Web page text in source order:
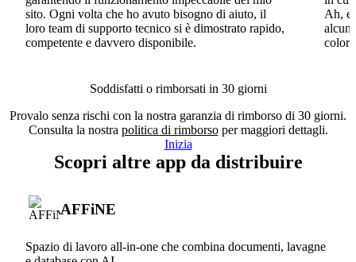
sito. Ogni volta che ho avuto bisogno di aiuto, il
loro team di supporto tecnico si è dimostrato rapido,
competente e davvero disponibile.
Ah, e
alcun
Soddisfatti o rimborsati in 30 giorni
Provalo senza rischi con la nostra garanzia di rimborso di 30 giorni.
Consulta la nostra politica di rimborsoper maggiori dettagli.
Inizia
Scopri altre app da distribuire
AFFiNE
Spazio di lavoro all-in-one che combina documenti, lavagne